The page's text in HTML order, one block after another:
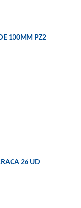
100MM PZ2
26 UD